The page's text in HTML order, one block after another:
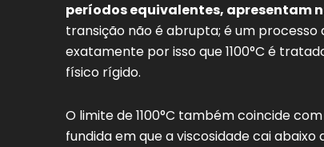
períodos equivalentes, apresentam
transição não é abrupta; é um
exatamente por isso que 1100°C é
físico rígido.
O limite de 1100°C também coincide
fundida em que a viscosidade cai